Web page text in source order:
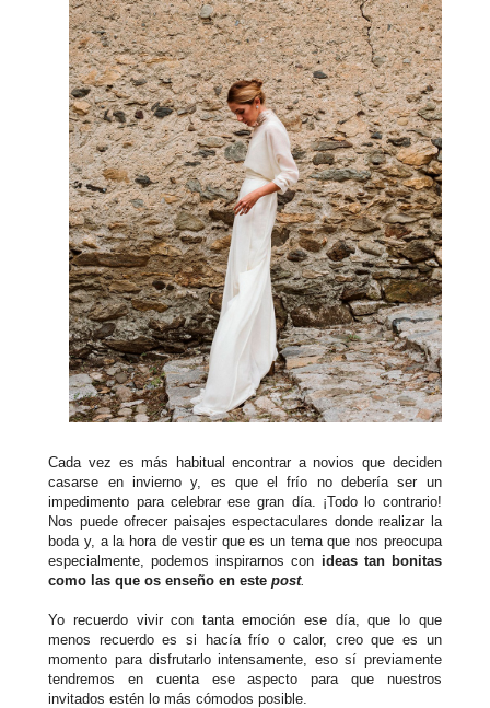
Cada vez es más habitual encontrar a novios que deciden
casarse en invierno y, es que el frío no debería ser un
impedimento para celebrar ese gran día. ¡Todo lo contrario!
Nos puede ofrecer paisajes espectaculares donde realizar la
boda y, a la hora de vestir que es un tema que nos preocupa
especialmente, podemos inspirarnos con ideas tan bonitas
como las que os enseño en estepost.
Yo recuerdo vivir con tanta emoción ese día, que lo que
menos recuerdo es si hacía frío o calor, creo que es un
momento para disfrutarlo intensamente, eso sí previamente
tendremos en cuenta ese aspecto para que nuestros
invitados estén lo más cómodos posible.